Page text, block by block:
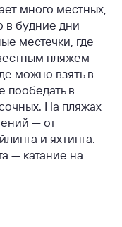
много местных,
в будние дни
местечки, где
пляжем
можно взять в
пообедать в
На пляжах
— от
и яхтинга.
— катание на